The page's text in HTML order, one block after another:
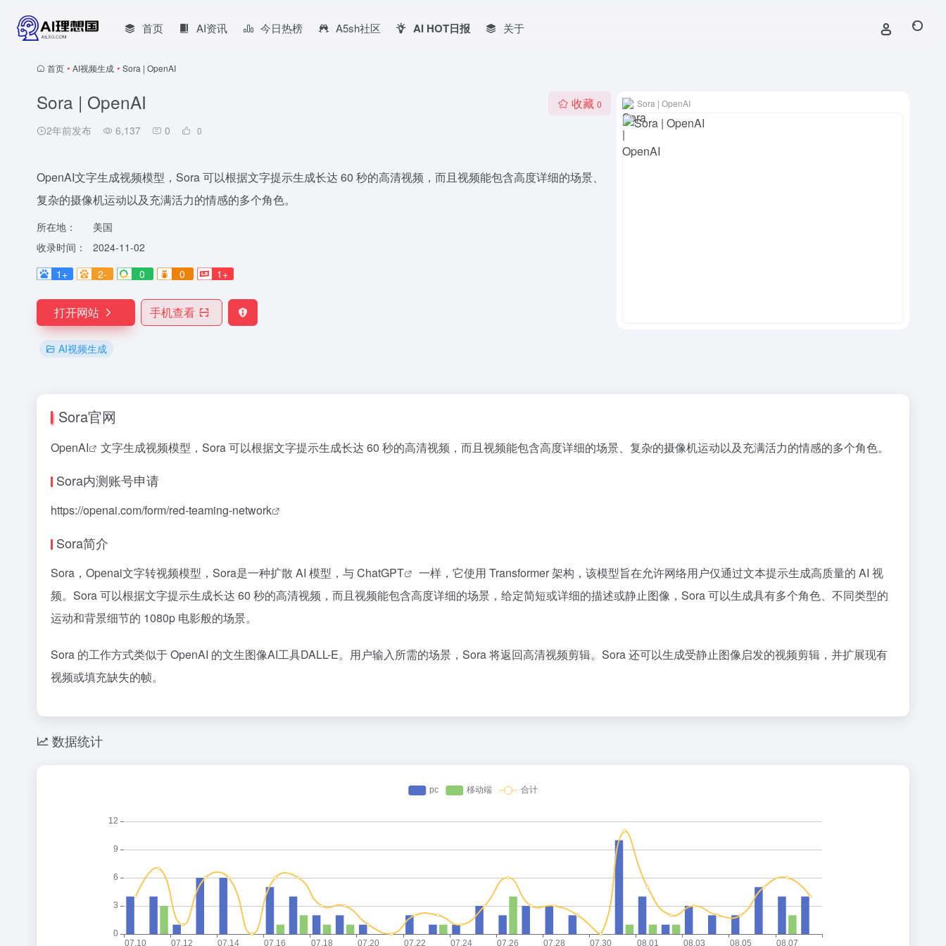
首页 AI资讯 今日热榜 A5sh社区 AI HOT日报 关于
首页 • AI视频生成 • Sora | OpenAI
Sora | OpenAI
2年前发布 6,137 0 0
收藏 0
OpenAI文字生成视频模型，Sora 可以根据文字提示生成长达 60 秒的高清视频，而且视频能包含高度详细的场景、
复杂的摄像机运动以及充满活力的情感的多个角色。
所在地：
美国
收录时间：
2024-11-02
1+
2- 0 0 1+
打开网站 手机查看
AI视频生成
Sora | OpenAI
Sora官网
OpenAI 文字生成视频模型，Sora 可以根据文字提示生成长达 60 秒的高清视频，而且视频能包含高度详细的场景、复杂的摄像机运动以及充满活力的情感的多个角色。
Sora内测账号申请
https://openai.com/form/red-teaming-network
Sora简介
Sora，Openai文字转视频模型，Sora是一种扩散 AI 模型，与ChatGPT
一样，它使用 Transformer 架构，该模型旨在允许网络用户仅通过文本提示生成高质量的 AI 视
频。Sora 可以根据文字提示生成长达 60 秒的高清视频，而且视频能包含高度详细的场景，给定简短或详细的描述或静止图像，Sora 可以生成具有多个角色、不同类型的
运动和背景细节的 1080p 电影般的场景。
Sora 的工作方式类似于 OpenAI 的文生图像AI工具DALL-E。用户输入所需的场景，Sora 将返回高清视频剪辑。Sora 还可以生成受静止图像启发的视频剪辑，并扩展现有
视频或填充缺失的帧。
数据统计